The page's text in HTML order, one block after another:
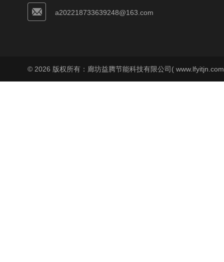
a202218733639248@163.com
© 2026 版权所有：廊坊益腾节能科技有限公司(